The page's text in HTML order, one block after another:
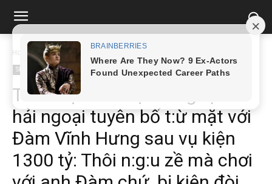
Home Showbiz Toàn bộ anh chị em nghệ sĩ hải ngoại tuyên bố t:ừ...
Showbiz
Toàn bộ anh chị em nghệ sĩ
hải ngoại tuyên bố t:ừ mặt với
Đàm Vĩnh Hưng sau vụ kiện
1300 tỷ: Thôi n:g:u zề mà chơi